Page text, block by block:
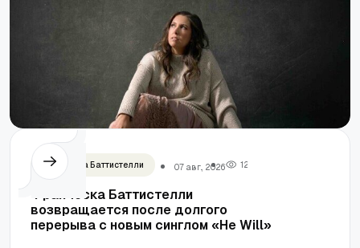
Франческа Баттистелли 07 авг., 2026 1 2
Франческа Баттистелли
возвращается после долгого
перерыва с новым синглом «He Will»